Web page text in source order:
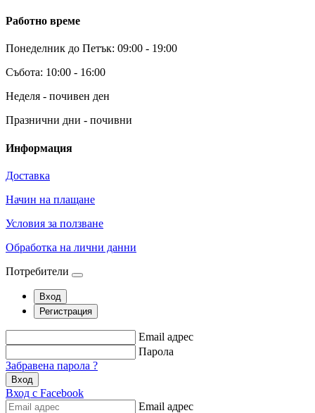
Работно време
Понеделник до Петък: 09:00 - 19:00
Събота: 10:00 - 16:00
Неделя - почивен ден
Празнични дни - почивни
Информация
Доставка
Начин на плащане
Условия за ползване
Обработка на лични данни
Потребители
Вход
Регистрация
Email адрес
Парола
Забравена парола ?
Вход
Вход с Facebook
Email адрес